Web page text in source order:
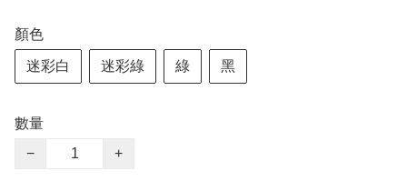
顏色
迷彩白 迷彩綠 綠 黑
數量
−
+